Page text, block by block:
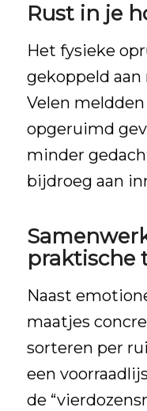
Rust in je
Het fysieke
gekoppeld
Velen
opgeruimd
minder
bijdroeg aan
praktische
Naast
maatjes
sorteren per
een
de